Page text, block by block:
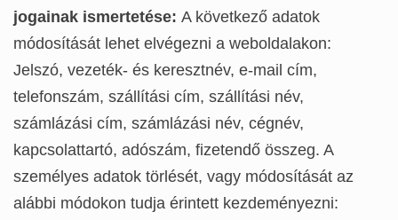
jogainak ismertetése: A következő adatok
módosítását lehet elvégezni a weboldalakon:
Jelszó, vezeték- és keresztnév, e-mail cím,
telefonszám, szállítási cím, szállítási név,
számlázási cím, számlázási név, cégnév,
kapcsolattartó, adószám, fizetendő összeg. A
személyes adatok törlését, vagy módosítását az
alábbi módokon tudja érintett kezdeményezni: